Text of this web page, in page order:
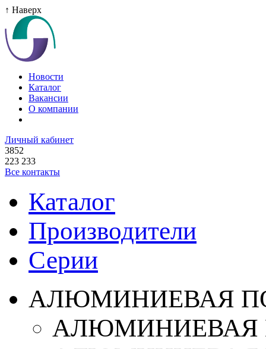
↑ Наверх
Новости
Каталог
Вакансии
О компании
Личный кабинет
3852
223 233
Все контакты
Каталог
Производители
Серии
АЛЮМИНИЕВАЯ
АЛЮМИНИЕВАЯ